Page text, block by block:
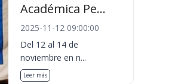
Académica Pe...
2025-11-12 09:00:00
Del 12 al 14 de
noviembre en n...
Leer más